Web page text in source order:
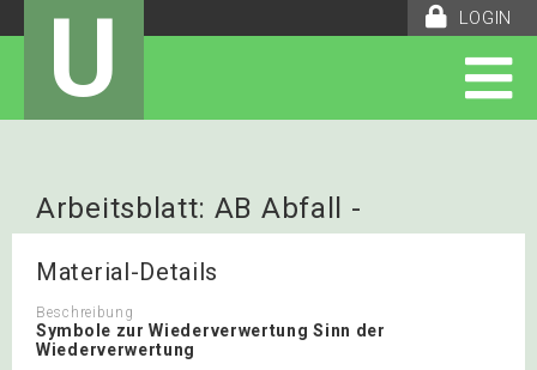
LOGIN
U
Arbeitsblatt: AB Abfall -
Wiederverwertung
Material-Details
Beschreibung
Symbole zur Wiederverwertung Sinn der
Wiederverwertung